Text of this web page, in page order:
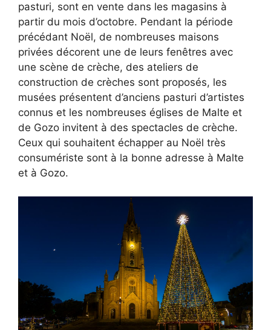
pasturi, sont en vente dans les magasins à
partir du mois d’octobre. Pendant la période
précédant Noël, de nombreuses maisons
privées décorent une de leurs fenêtres avec
une scène de crèche, des ateliers de
construction de crèches sont proposés, les
musées présentent d’anciens pasturi d’artistes
connus et les nombreuses églises de Malte et
de Gozo invitent à des spectacles de crèche.
Ceux qui souhaitent échapper au Noël très
consumériste sont à la bonne adresse à Malte
et à Gozo.